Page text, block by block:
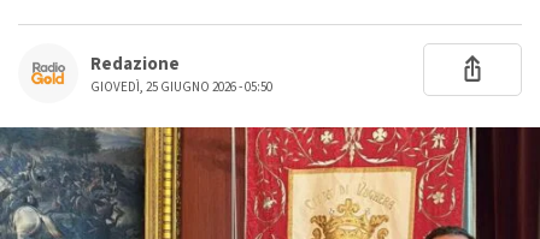
Redazione
GIOVEDÌ, 25 GIUGNO 2026 - 05:50